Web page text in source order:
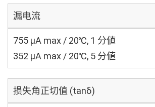
漏电流
755 μA max / 20℃, 1 分値
352 μA max / 20℃, 5 分値
损失角正切值 (tanδ)